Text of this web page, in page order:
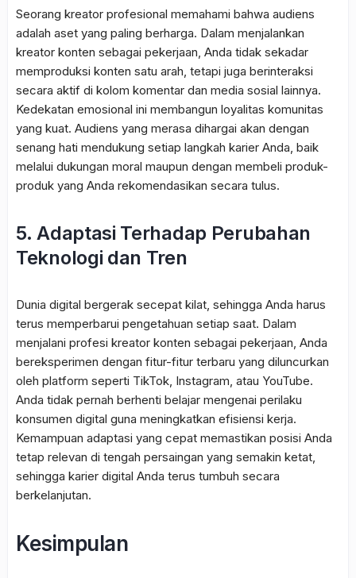
Seorang kreator profesional memahami bahwa audiens
adalah aset yang paling berharga. Dalam menjalankan
kreator konten sebagai pekerjaan, Anda tidak sekadar
memproduksi konten satu arah, tetapi juga berinteraksi
secara aktif di kolom komentar dan media sosial lainnya.
Kedekatan emosional ini membangun loyalitas komunitas
yang kuat. Audiens yang merasa dihargai akan dengan
senang hati mendukung setiap langkah karier Anda, baik
melalui dukungan moral maupun dengan membeli produk-
produk yang Anda rekomendasikan secara tulus.
5. Adaptasi Terhadap Perubahan
Teknologi dan Tren
Dunia digital bergerak secepat kilat, sehingga Anda harus
terus memperbarui pengetahuan setiap saat. Dalam
menjalani profesi kreator konten sebagai pekerjaan, Anda
bereksperimen dengan fitur-fitur terbaru yang diluncurkan
oleh platform seperti TikTok, Instagram, atau YouTube.
Anda tidak pernah berhenti belajar mengenai perilaku
konsumen digital guna meningkatkan efisiensi kerja.
Kemampuan adaptasi yang cepat memastikan posisi Anda
tetap relevan di tengah persaingan yang semakin ketat,
sehingga karier digital Anda terus tumbuh secara
berkelanjutan.
Kesimpulan